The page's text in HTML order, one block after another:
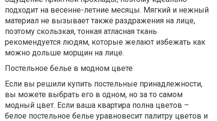
подходит на весенне-летние месяцы. Мягкий и нежный
материал не вызывает также раздражения на лице,
поэтому скользкая, тонкая атласная ткань
рекомендуется людям, которые желают избежать как
можно дольше морщин на лице.
Постельное белье в модном цвете
Если вы решили купить постельные принадлежности,
вы можете выбрать его в одном, но за то самом
модный цвет. Если ваша квартира полна цветов –
белое постельное белье уравновесит палитру цветов и